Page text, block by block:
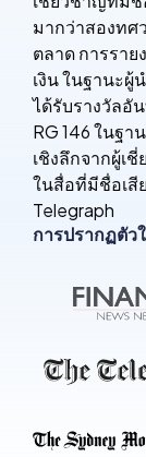
มากว่าสองทศ
ตลาด การราย
เงิน ในฐานะ
ได้รับรางวัลอั
RG 146 ในฐ
เชิงลึกจากผู้เ
ในสื่อที่มีชื่อเสี
Telegraph
การปรากฏตัว